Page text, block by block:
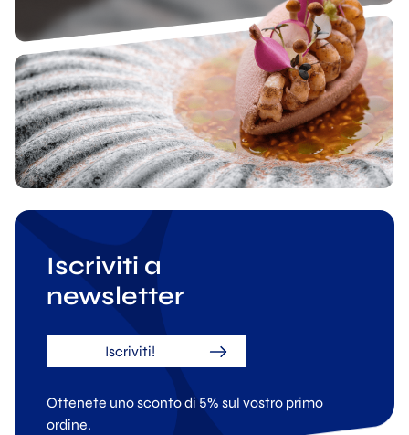
Iscriviti a
newsletter
Iscriviti!
Ottenete uno sconto di 5% sul vostro primo
ordine.